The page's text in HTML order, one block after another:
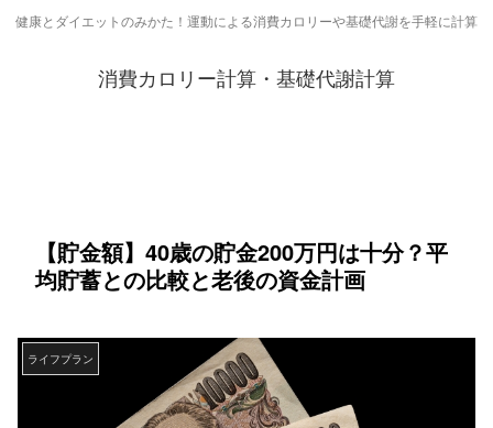
健康とダイエットのみかた！運動による消費カロリーや基礎代謝を手軽に計算
消費カロリー計算・基礎代謝計算
【貯金額】40歳の貯金200万円は十分？平
均貯蓄との比較と老後の資金計画
ライフプラン